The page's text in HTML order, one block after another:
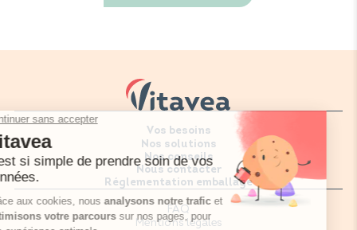
Vos besoins
Nos solutions
Nos conseils
Nous contacter
Réglementation emballage
FAQ
Mentions légales